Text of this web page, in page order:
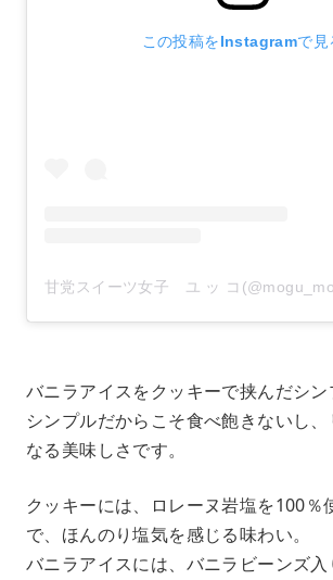
この投稿をInstagramで見
バニラアイスをクッキーで挟んだシン
シンプルだからこそ食べ飽きないし、
なる美味しさです。
クッキーには、ロレーヌ岩塩を100％
で、ほんのり塩気を感じる味わい。
バニラアイスには、バニラビーンズ入